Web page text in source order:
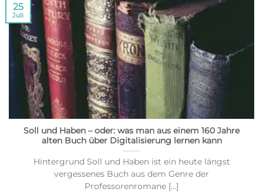
Soll und Haben – oder: was man aus einem 160 Jahre
alten Buch über Digitalisierung lernen kann
Hintergrund Soll und Haben ist ein heute längst
vergessenes Buch aus dem Genre der
Professorenromane [...]
25
Juli